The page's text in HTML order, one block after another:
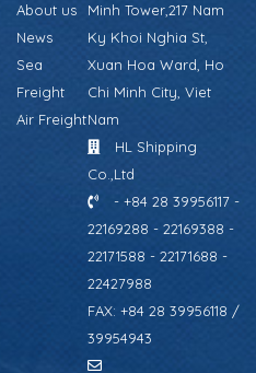
About us
News
Sea
Freight
Air Freight
Minh Tower,217 Nam
Ky Khoi Nghia St,
Xuan Hoa Ward, Ho
Chi Minh City, Viet
Nam
HL Shipping
Co.,Ltd
- +84 28 39956117 -
22169288 - 22169388 -
22171588 - 22171688 -
22427988
FAX: +84 28 39956118 /
39954943